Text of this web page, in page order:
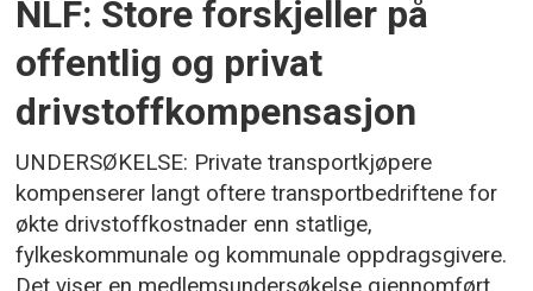
NLF: Store forskjeller på
offentlig og privat
drivstoffkompensasjon
UNDERSØKELSE: Private transportkjøpere
kompenserer langt oftere transportbedriftene for
økte drivstoffkostnader enn statlige,
fylkeskommunale og kommunale oppdragsgivere.